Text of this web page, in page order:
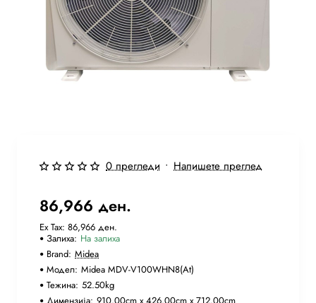
0 прегледи • Напишете преглед
86,966 ден.
Ex Tax: 86,966 ден.
Залиха: На залиха
Brand: Midea
Модел: Midea MDV-V100WHN8(At)
Тежина: 52.50kg